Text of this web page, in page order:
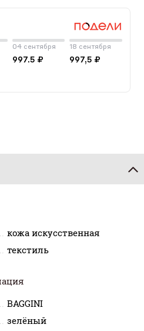
04 сентября
997.5 ₽
18 сентября
997,5 ₽
кожа искусственная
текстиль
BAGGINI
зелёный